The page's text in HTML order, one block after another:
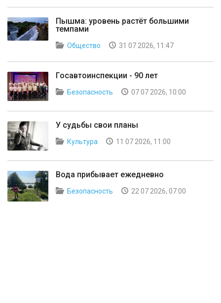
Пышма: уровень растёт большими
темпами
Общество 31 07 2026, 11:47
Госавтоинспекции - 90 лет
Безопасность 07 07 2026, 10:00
У судьбы свои планы
Культура 11 07 2026, 11:00
Вода прибывает ежедневно
Безопасность 22 07 2026, 07:00